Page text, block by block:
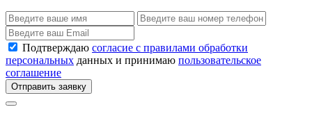
Подтверждаю согласие с правилами обработки
персональных данных и принимаю пользовательское
соглашение
Отправить заявку